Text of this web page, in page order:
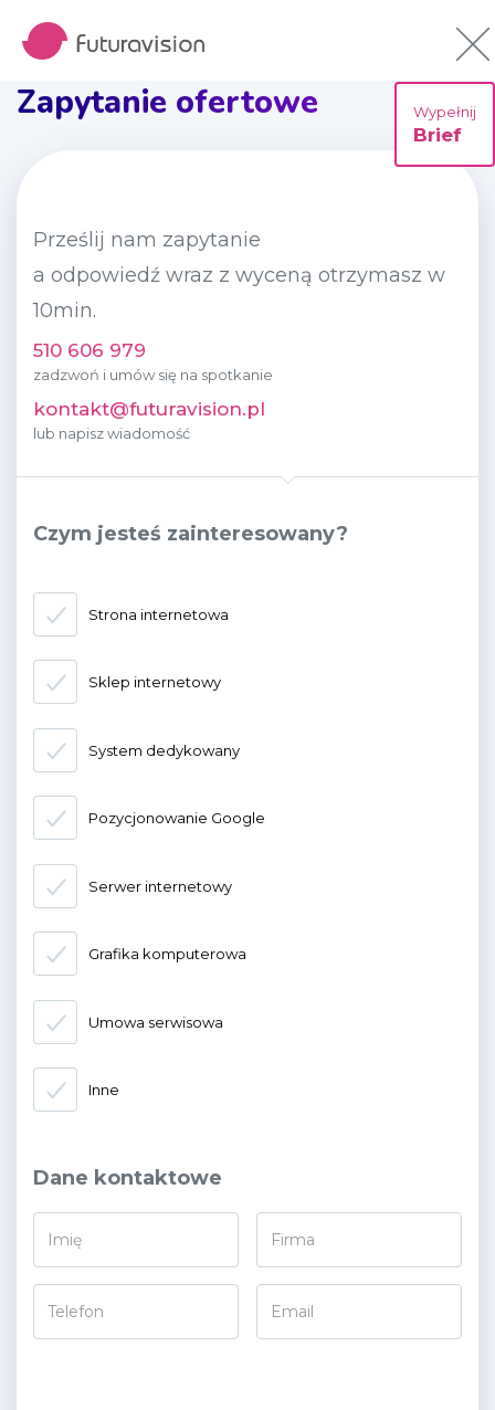
Zapytanie ofertowe
Prześlij nam zapytanie
a odpowiedź wraz z wyceną otrzymasz w
10min.
510 606 979
zadzwoń i umów się na spotkanie
kontakt@futuravision.pl
lub napisz wiadomość
Czym jesteś zainteresowany?
Strona internetowa
Sklep internetowy
System dedykowany
Pozycjonowanie Google
Serwer internetowy
Grafika komputerowa
Umowa serwisowa
Inne
Dane kontaktowe
Wypełnij
Brief